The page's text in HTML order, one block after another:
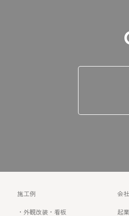
施工例
・外観改装・看板
会
起